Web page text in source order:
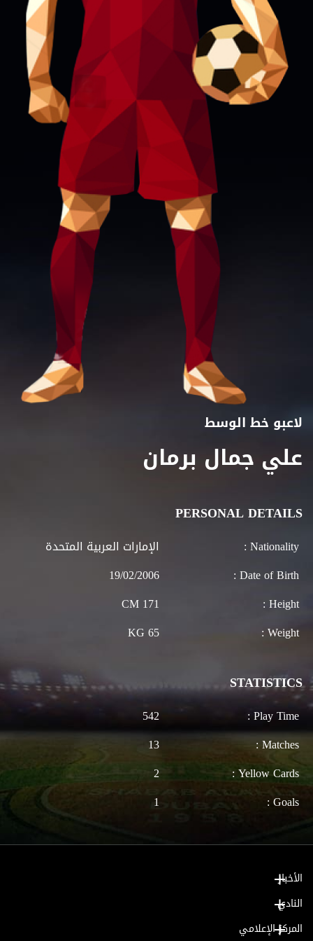
لاعبو خط الوسط
علي جمال برمان
PERSONAL DETAILS
Nationality :
الإمارات العربية المتحدة
Date of Birth :
19/02/2006
Height :
171 CM
Weight :
65 KG
STATISTICS
Play Time :
542
Matches :
13
Yellow Cards :
2
Goals :
1
الأخبار
النادي
المركز الإعلامي